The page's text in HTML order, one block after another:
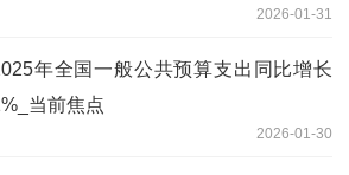
2026-01-31
年全国一般公共预算支出同比增长
当前焦点
2026-01-30